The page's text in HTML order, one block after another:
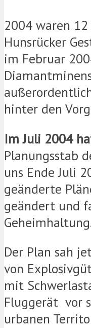
2004 waren
Hunsrücker
im Februar
hinter den
Im Juli 2004
Planungsstab
uns Ende Juli
geänderte
geändert und
Der Plan sah
von
mit
Fluggerät vor
urbanen